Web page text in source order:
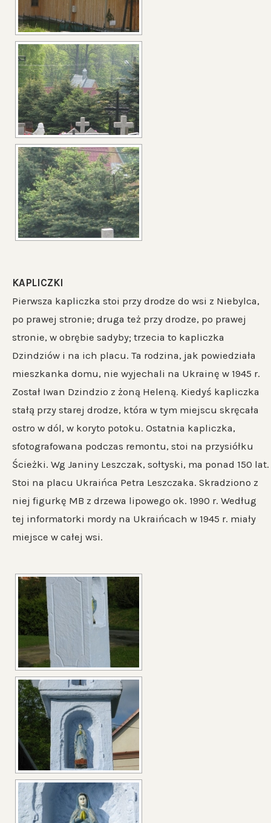
KAPLICZKI
Pierwsza kapliczka stoi przy drodze do wsi z Niebylca,
po prawej stronie; druga też przy drodze, po prawej
stronie, w obrębie sadyby; trzecia to kapliczka
Dzindziów i na ich placu. Ta rodzina, jak powiedziała
mieszkanka domu, nie wyjechali na Ukrainę w 1945 r.
Został Iwan Dzindzio z żoną Heleną. Kiedyś kapliczka
stałą przy starej drodze, która w tym miejscu skręcała
ostro w dól, w koryto potoku. Ostatnia kapliczka,
sfotografowana podczas remontu, stoi na przysiółku
Ścieżki. Wg Janiny Leszczak, sołtyski, ma ponad 150 lat.
Stoi na placu Ukraińca Petra Leszczaka. Skradziono z
niej figurkę MB z drzewa lipowego ok. 1990 r. Według
tej informatorki mordy na Ukraińcach w 1945 r. miały
miejsce w całej wsi.